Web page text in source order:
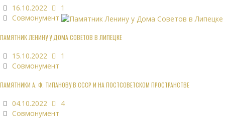
16.10.2022
1
Совмонумент
ПАМЯТНИК ЛЕНИНУ У ДОМА СОВЕТОВ В ЛИПЕЦКЕ
15.10.2022
1
Совмонумент
ПАМЯТНИКИ А. Ф. ТИПАНОВУ В СССР И НА ПОСТСОВЕТСКОМ ПРОСТРАНСТВЕ
04.10.2022
4
Совмонумент